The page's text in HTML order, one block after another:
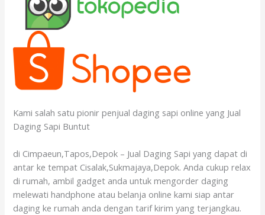
Kami salah satu pionir penjual daging sapi online yang Jual
Daging Sapi Buntut
di Cimpaeun,Tapos,Depok – Jual Daging Sapi yang dapat di
antar ke tempat Cisalak,Sukmajaya,Depok. Anda cukup relax
di rumah, ambil gadget anda untuk mengorder daging
melewati handphone atau belanja online kami siap antar
daging ke rumah anda dengan tarif kirim yang terjangkau.